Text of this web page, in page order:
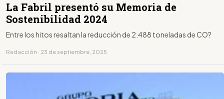
La Fabril presentó su Memoria de
Sostenibilidad 2024
Entre los hitos resaltan la reducción de 2.488 toneladas de CO?
Redacción · 23 de septiembre, 2025